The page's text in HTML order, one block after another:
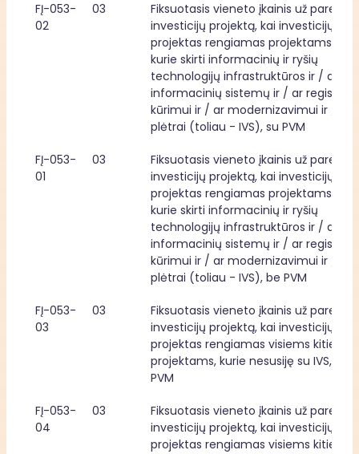
FĮ-053-
02
03
Fiksuotasis vieneto įkainis už
investicijų projektą, kai investicijų
projektas rengiamas projektams,
kurie skirti informacinių ir ryšių
technologijų infrastruktūros ir / ar
informacinių sistemų ir / ar registrų
kūrimui ir / ar modernizavimui ir / ar
plėtrai (toliau - IVS), su PVM
FĮ-053-
01
03
Fiksuotasis vieneto įkainis už
investicijų projektą, kai investicijų
projektas rengiamas projektams,
kurie skirti informacinių ir ryšių
technologijų infrastruktūros ir / ar
informacinių sistemų ir / ar registrų
kūrimui ir / ar modernizavimui ir / ar
plėtrai (toliau - IVS), be PVM
FĮ-053-
03
03
Fiksuotasis vieneto įkainis už
investicijų projektą, kai investicijų
projektas rengiamas visiems kitiems
projektams, kurie nesusiję su IVS, be
PVM
FĮ-053-
04
03
Fiksuotasis vieneto įkainis už
investicijų projektą, kai investicijų
projektas rengiamas visiems kitiems